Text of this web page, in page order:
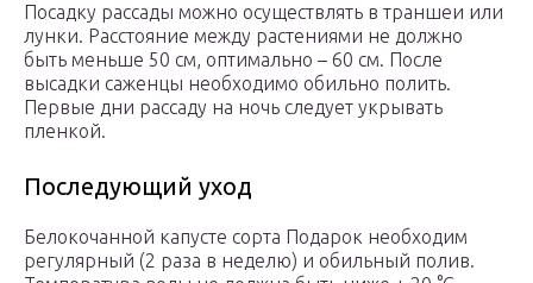
Посадку рассады можно осуществлять в траншеи или
лунки. Расстояние между растениями не должно
быть меньше 50 см, оптимально – 60 см. После
высадки саженцы необходимо обильно полить.
Первые дни рассаду на ночь следует укрывать
пленкой.
Последующий уход
Белокочанной капусте сорта Подарок необходим
регулярный (2 раза в неделю) и обильный полив.